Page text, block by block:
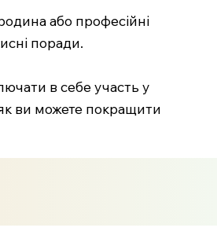
або професійні
поради.
в себе участь у
ви можете покращити